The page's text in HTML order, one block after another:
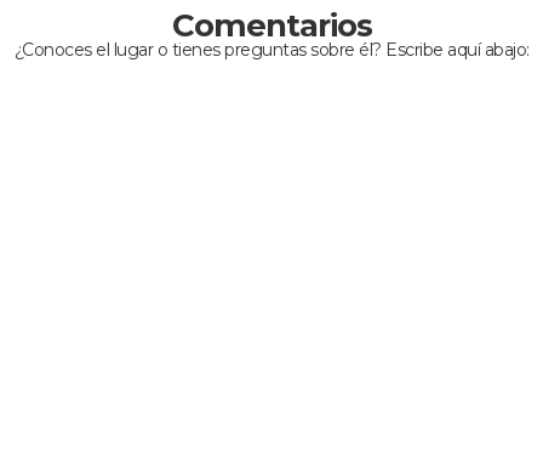
Comentarios
¿Conoces el lugar o tienes preguntas sobre él? Escribe aquí abajo: